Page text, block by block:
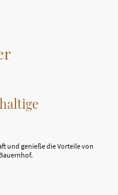
und genieße die Vorteile von